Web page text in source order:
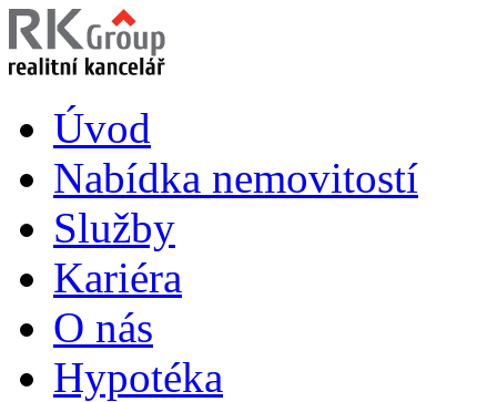
Úvod
Nabídka nemovitostí
Služby
Kariéra
O nás
Hypotéka